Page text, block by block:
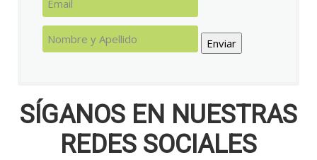
Enviar
SÍGANOS EN NUESTRAS
REDES SOCIALES